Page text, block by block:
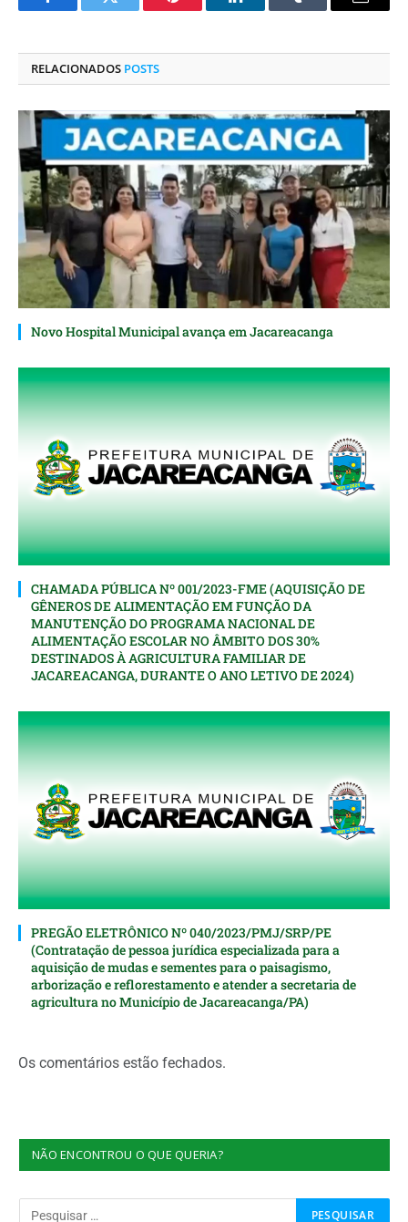
FacebookTwitter Pinterest O
Tumblr
E-
RELACIONADOS POSTS
Novo Hospital Municipal avança em Jacareacanga
CHAMADA PÚBLICA Nº 001/2023-FME (AQUISIÇÃO DE
GÊNEROS DE ALIMENTAÇÃO EM FUNÇÃO DA
MANUTENÇÃO DO PROGRAMA NACIONAL DE
ALIMENTAÇÃO ESCOLAR NO ÂMBITO DOS 30%
DESTINADOS À AGRICULTURA FAMILIAR DE
JACAREACANGA, DURANTE O ANO LETIVO DE 2024)
PREGÃO ELETRÔNICO Nº 040/2023/PMJ/SRP/PE
(Contratação de pessoa jurídica especializada para a
aquisição de mudas e sementes para o paisagismo,
arborização e reflorestamento e atender a secretaria de
agricultura no Município de Jacareacanga/PA)
Os comentários estão fechados.
NÃO ENCONTROU O QUE QUERIA?